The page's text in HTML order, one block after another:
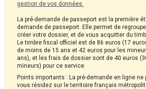
gestion de vos données.
La pré-demande de passeport est la première
demande de passeport. Elle permet de
créer votre dossier, et de vous acquitter du
Le timbre fiscal officiel est de 86 euros (17
de moins de 15 ans et 42 euros pour les
ans), et les frais de dossier sont de 40 euros
mineurs) pour ce service.
Points importants : La pré-demande en ligne
vous résidez sur le territoire français